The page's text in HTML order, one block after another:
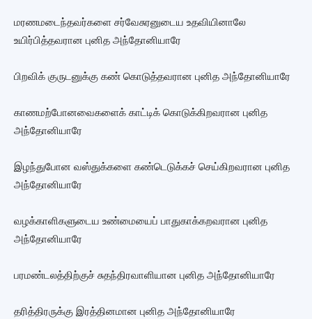
மரணமடைந்தவர்களை சர்வேசுரனுடைய உதவியினாலே
உயிர்பித்தவரான புனித அந்தோனியாரே
பிறவிக் குருடனுக்கு கண் கொடுத்தவரான புனித அந்தோனியாரே
காணமற்போனவைகளைக் காட்டிக் கொடுக்கிறவரான புனித
அந்தோனியாரே
இழந்துபோன வஸ்துக்களை கண்டெடுக்கச் செய்கிறவரான புனித
அந்தோனியாரே
வழக்காளிகளுடைய உண்மையைப் பாதுகாக்கறவரான புனித
அந்தோனியாரே
பரமண்டலத்திற்குச் சுதந்திரவாளியான புனித அந்தோனியாரே
தரித்திரருக்கு இரத்தினமான புனித அந்தோனியாரே